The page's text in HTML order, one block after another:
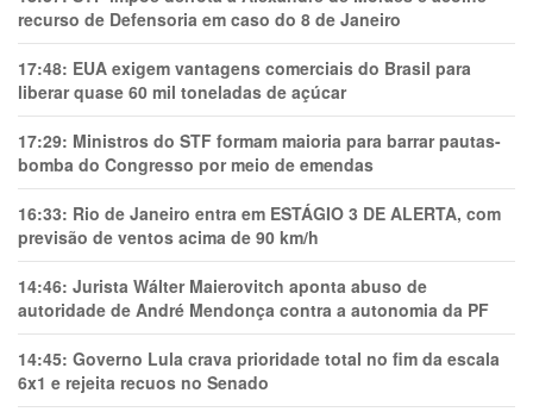
recurso de Defensoria em caso do 8 de Janeiro
17:48: EUA exigem vantagens comerciais do Brasil para
liberar quase 60 mil toneladas de açúcar
17:29: Ministros do STF formam maioria para barrar pautas-
bomba do Congresso por meio de emendas
16:33: Rio de Janeiro entra em ESTÁGIO 3 DE ALERTA, com
previsão de ventos acima de 90 km/h
14:46: Jurista Wálter Maierovitch aponta abuso de
autoridade de André Mendonça contra a autonomia da PF
14:45: Governo Lula crava prioridade total no fim da escala
6x1 e rejeita recuos no Senado